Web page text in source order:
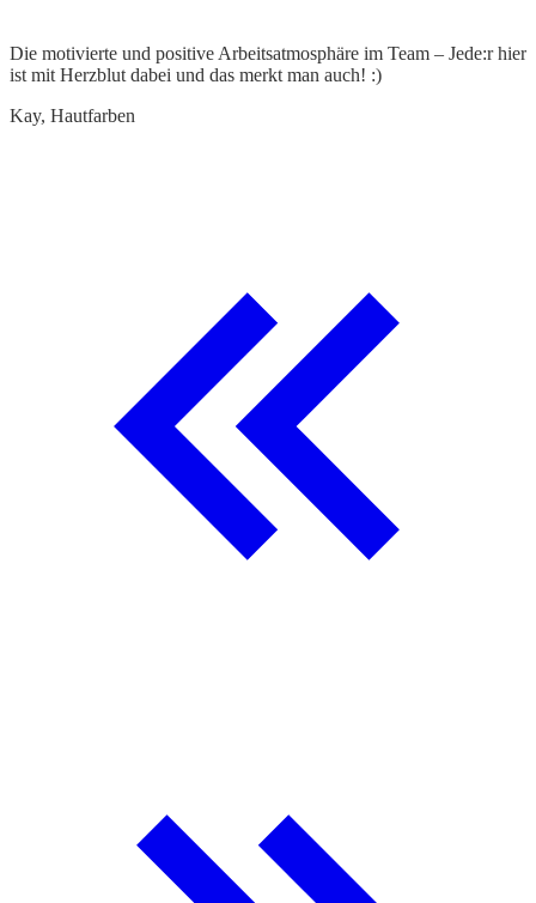
Die motivierte und positive Arbeitsatmosphäre im Team – Jede:r hier
ist mit Herzblut dabei und das merkt man auch! :)
Kay, Hautfarben